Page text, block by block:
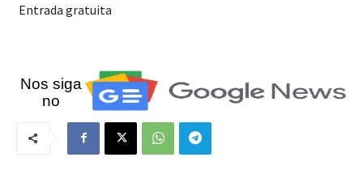
Entrada gratuita
Nos siga
no